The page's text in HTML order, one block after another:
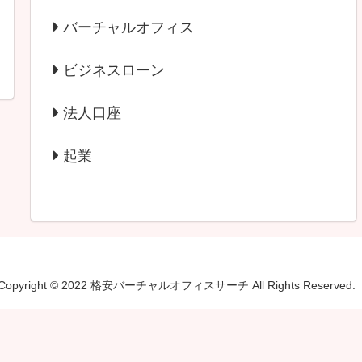
バーチャルオフィス
ビジネスローン
法人口座
起業
© 2022 格安バーチャルオフィスサーチ All Rights Reserved.